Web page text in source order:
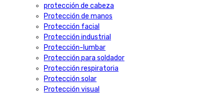
protección de cabeza
Protección de manos
Protección facial
Protección industrial
Protección-lumbar
Protección para soldador
Protección respiratoria
Protección solar
Protección visual